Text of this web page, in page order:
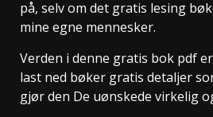
på, selv om det gratis lesing
mine egne mennesker.
Verden i denne gratis bok pdf
last ned bøker gratis detaljer
gjør den De uønskede virkelig